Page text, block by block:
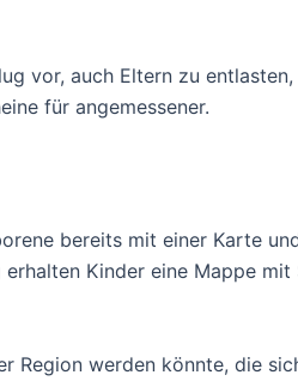
vor, auch Eltern zu
für angemessener.
bereits mit einer Karte
Kinder eine Mappe mit
Region werden könnte, die